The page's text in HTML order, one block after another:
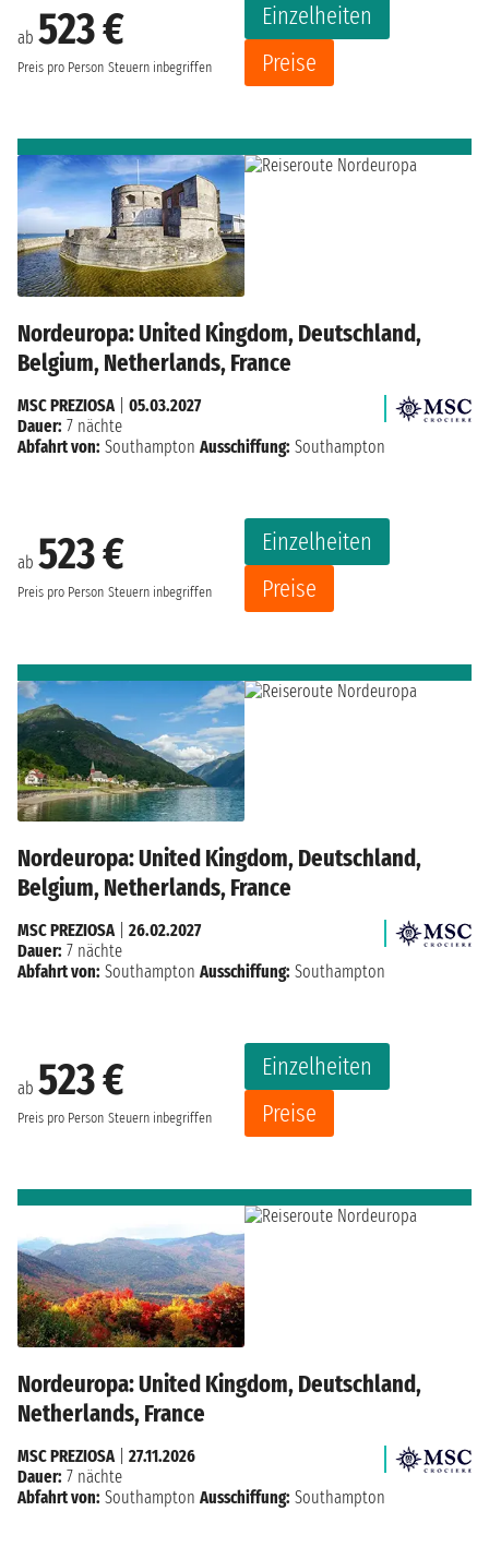
ab 523 €
Preis pro Person Steuern inbegriffen
Einzelheiten
Preise
Nordeuropa: United Kingdom, Deutschland,
Belgium, Netherlands, France
ab 523 €
Preis pro Person Steuern inbegriffen
Einzelheiten
Preise
MSC PREZIOSA
05.03.2027
Dauer: 7 nächte
Abfahrt von: Southampton Ausschiffung: Southampton
Nordeuropa: United Kingdom, Deutschland,
Belgium, Netherlands, France
ab 523 €
Preis pro Person Steuern inbegriffen
Einzelheiten
Preise
MSC PREZIOSA| 26.02.2027
Dauer: 7 nächte
Abfahrt von: Southampton Ausschiffung: Southampton
Nordeuropa: United Kingdom, Deutschland,
Netherlands, France
MSC PREZIOSA
27.11.2026
Dauer: 7 nächte
Abfahrt von: Southampton Ausschiffung: Southampton